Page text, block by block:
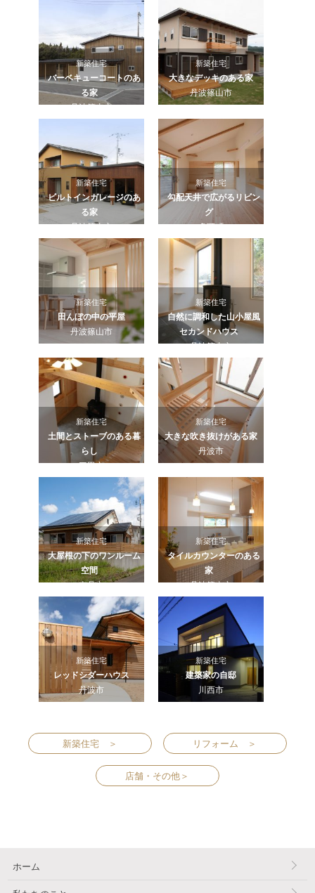
新築住宅
バーベキューコートのあ
る家
丹波篠山市
新築住宅
大きなデッキのある家
丹波篠山市
新築住宅
ビルトインガレージのあ
る家
丹波篠山市
新築住宅
勾配天井で広がるリビン
グ
多可町
新築住宅
田んぼの中の平屋
丹波篠山市
新築住宅
自然に調和した山小屋風
セカンドハウス
丹波篠山市
新築住宅
土間とストーブのある暮
らし
三田市
新築住宅
大きな吹き抜けがある家
丹波市
新築住宅
大屋根の下のワンルーム
空間
南丹市
新築住宅
タイルカウンターのある
家
丹波篠山市
新築住宅
レッドシダーハウス
丹波市
新築住宅
建築家の自邸
川西市
新築住宅 ＞ リフォーム ＞
店舗・その他＞
ホーム